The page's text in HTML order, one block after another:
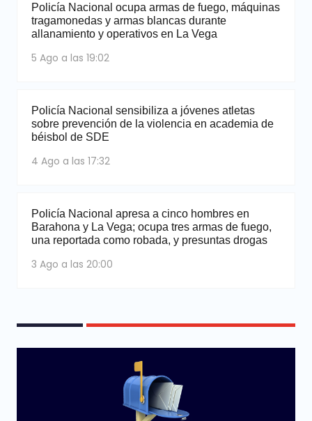
Policía Nacional ocupa armas de fuego, máquinas
tragamonedas y armas blancas durante
allanamiento y operativos en La Vega
5 Ago a las 19:02
Policía Nacional sensibiliza a jóvenes atletas
sobre prevención de la violencia en academia de
béisbol de SDE
4 Ago a las 17:32
Policía Nacional apresa a cinco hombres en
Barahona y La Vega; ocupa tres armas de fuego,
una reportada como robada, y presuntas drogas
3 Ago a las 20:00